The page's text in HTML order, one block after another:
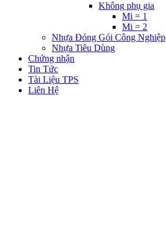
Không phụ gia
Mi = 1
Mi = 2
Nhựa Đóng Gói Công Nghiệp
Nhựa Tiêu Dùng
Chứng nhận
Tin Tức
Tài Liệu TPS
Liên Hệ